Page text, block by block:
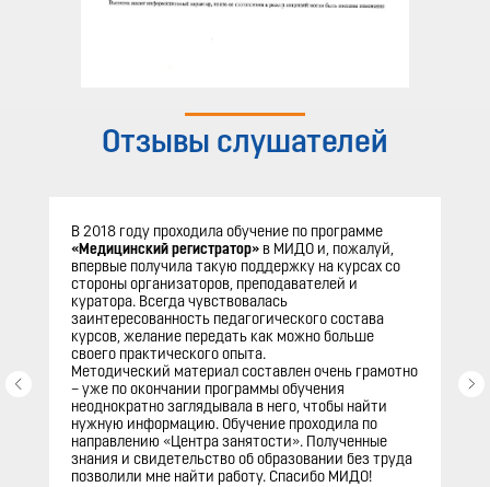
Отзывы слушателей
В 2018 году проходила обучение по программе
«Медицинский регистратор» в МИДО и, пожалуй,
впервые получила такую поддержку на курсах со
стороны организаторов, преподавателей и
куратора. Всегда чувствовалась
заинтересованность педагогического состава
курсов, желание передать как можно больше
своего практического опыта.
Методический материал составлен очень грамотно
– уже по окончании программы обучения
неоднократно заглядывала в него, чтобы найти
нужную информацию. Обучение проходила по
направлению «Центра занятости». Полученные
знания и свидетельство об образовании без труда
позволили мне найти работу. Спасибо МИДО!